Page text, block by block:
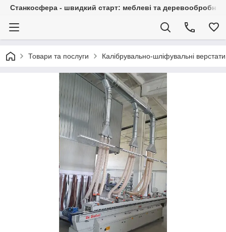
Станкосфера - швидкий старт: меблеві та деревообробні
Товари та послуги Калібрувально-шліфувальні